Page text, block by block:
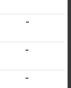
-
-
-